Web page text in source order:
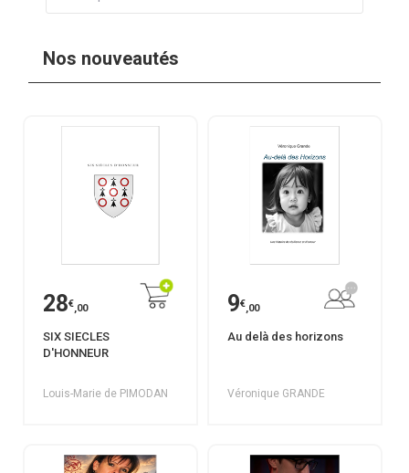
Nos nouveautés
28€,00
SIX SIECLES
D'HONNEUR
Louis-Marie de PIMODAN
9€,00
Au delà des horizons
Véronique GRANDE